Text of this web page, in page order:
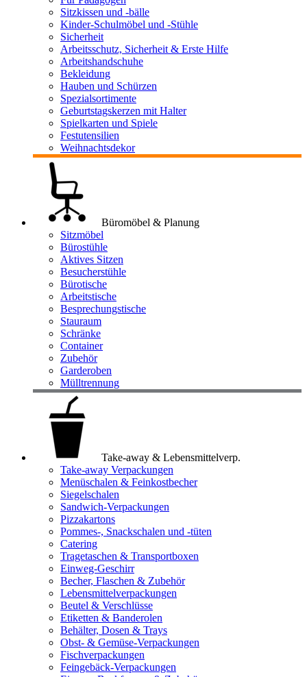
Sitzkissen und -bälle
Kinder-Schulmöbel und -Stühle
Sicherheit
Arbeitsschutz, Sicherheit & Erste Hilfe
Arbeitshandschuhe
Bekleidung
Hauben und Schürzen
Spezialsortimente
Geburtstagskerzen mit Halter
Spielkarten und Spiele
Festutensilien
Weihnachtsdekor
Büromöbel & Planung
Sitzmöbel
Bürostühle
Aktives Sitzen
Besucherstühle
Bürotische
Arbeitstische
Besprechungstische
Stauraum
Schränke
Container
Zubehör
Garderoben
Mülltrennung
Take-away & Lebensmittelverp.
Take-away Verpackungen
Menüschalen & Feinkostbecher
Siegelschalen
Sandwich-Verpackungen
Pizzakartons
Pommes-, Snackschalen und -tüten
Catering
Tragetaschen & Transportboxen
Einweg-Geschirr
Becher, Flaschen & Zubehör
Lebensmittelverpackungen
Beutel & Verschlüsse
Etiketten & Banderolen
Behälter, Dosen & Trays
Obst- & Gemüse-Verpackungen
Fischverpackungen
Feingebäck-Verpackungen